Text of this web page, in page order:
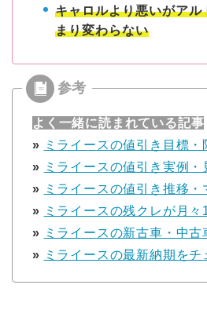
キャロルより悪いがアル
まり変わらない
よく一緒に読まれている記事
» ミライースの値引き目標・
» ミライースの値引き実例・
» ミライースの値引き推移・
» ミライースの残クレが月々
» ミライースの新古車・中
» ミライースの最新納期をチ